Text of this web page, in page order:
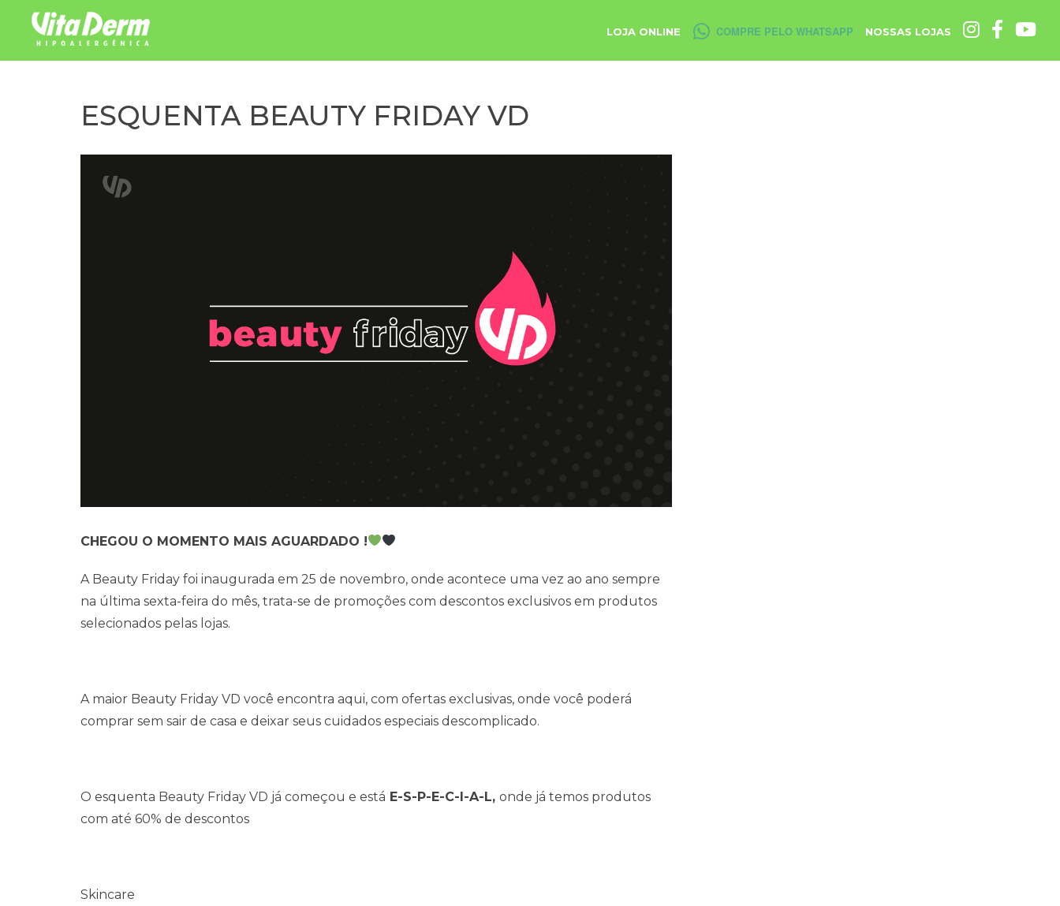
LOJA ONLINE COMPRE PELO WHATSAPP NOSSAS LOJAS
ESQUENTA BEAUTY FRIDAY VD
CHEGOU O MOMENTO MAIS AGUARDADO !
A Beauty Friday foi inaugurada em 25 de novembro, onde acontece uma vez ao ano sempre
na última sexta-feira do mês, trata-se de promoções com descontos exclusivos em produtos
selecionados pelas lojas.
A maior Beauty Friday VD você encontra aqui, com ofertas exclusivas, onde você poderá
comprar sem sair de casa e deixar seus cuidados especiais descomplicado.
O esquenta Beauty Friday VD já começou e está E-S-P-E-C-I-A-L, onde já temos produtos
com até 60% de descontos
Skincare